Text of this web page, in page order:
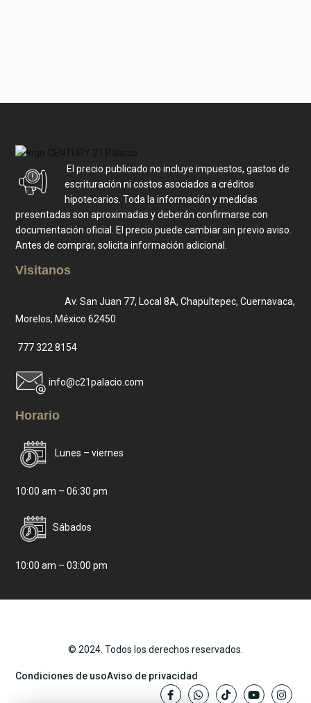
El precio publicado no incluye impuestos, gastos de
escrituración ni costos asociados a créditos
hipotecarios. Toda la información y medidas
presentadas son aproximadas y deberán confirmarse con
documentación oficial. El precio puede cambiar sin previo aviso.
Antes de comprar, solicita información adicional.
Visitanos
Av. San Juan 77, Local 8A, Chapultepec, Cuernavaca,
Morelos, México 62450
777 322 8154
info@c21palacio.com
Horario
Lunes – viernes
10:00 am – 06:30 pm
Sábados
10:00 am – 03:00 pm
© 2024. Todos los derechos reservados.
Condiciones de usoAviso de privacidad